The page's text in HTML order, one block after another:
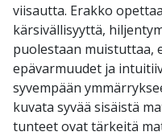
viisautta. Erakko
kärsivällisyyttä,
puolestaan muistuttaa,
epävarmuudet ja
syvempään
kuvata syvää sisäistä
tunteet ovat tärkeitä